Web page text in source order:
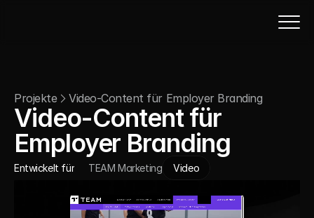
Projekte Video-Content für Employer Branding
Video-Content für
Employer Branding
Entwickelt für TEAM Marketing Video